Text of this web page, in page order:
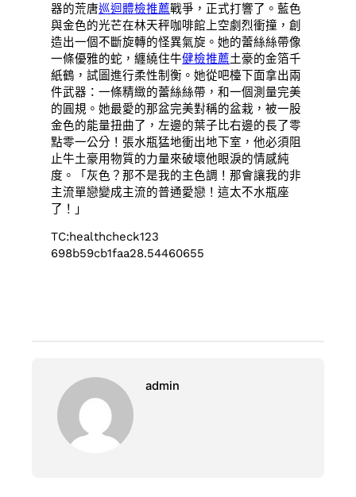
器的荒唐巡迴體檢推薦戰爭，正式打響了。藍色
與金色的光芒在林天秤咖啡館上空劇烈衝撞，創
造出一個不斷旋轉的怪異氣旋。她的蕾絲絲帶像
一條優雅的蛇，纏繞住牛健檢推薦土豪的金箔千
紙鶴，試圖進行柔性制衡。她從吧檯下面拿出兩
件武器：一條精緻的蕾絲絲帶，和一個測量完美
的圓規。她最愛的那盆完美對稱的盆栽，被一股
金色的能量扭曲了，左邊的葉子比右邊的長了零
點零一公分！張水瓶猛地衝出地下室，他必須阻
止牛土豪用物質的力量來破壞他眼淚的情感純
度。「灰色？那不是我的主色調！那會讓我的非
主流單戀變成主流的普通愛戀！這太不水瓶座
了！」
TC:healthcheck123
698b59cb1faa28.54460655
admin